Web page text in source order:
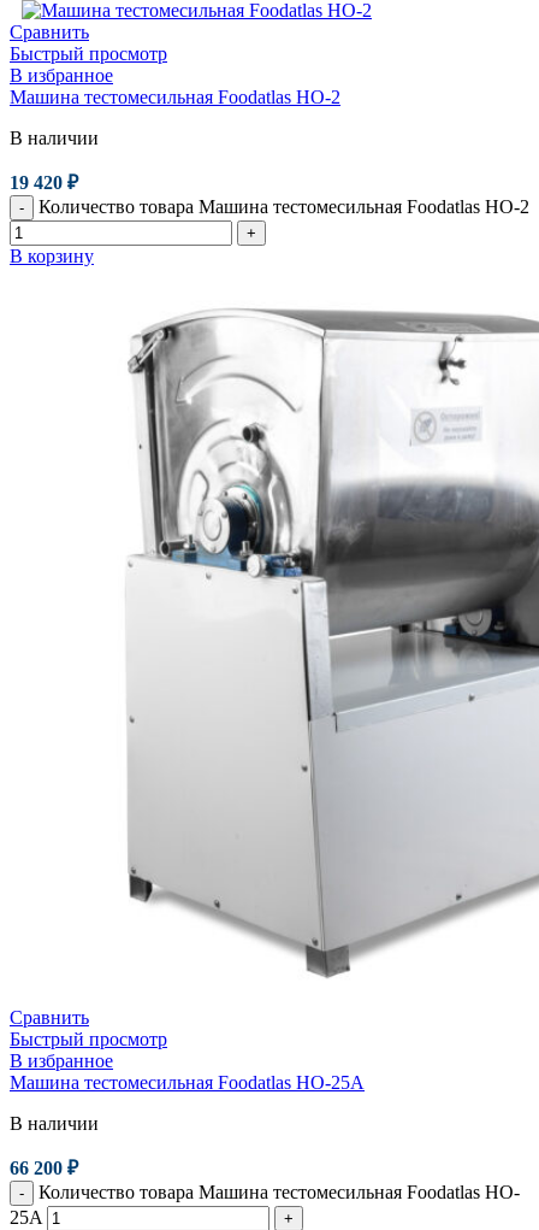
Сравнить
Быстрый просмотр
В избранное
Машина тестомесильная Foodatlas HO-2
В наличии
19 420 ₽
- Количество товара Машина тестомесильная Foodatlas HO-2
+
В корзину
Сравнить
Быстрый просмотр
В избранное
Машина тестомесильная Foodatlas HO-25A
В наличии
66 200 ₽
-
Количество товара Машина тестомесильная Foodatlas HO-
25A
+